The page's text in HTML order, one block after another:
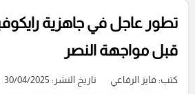
تطور عاجل في جاهزية
قبل مواجهة النصر
كتب: فايز الرفاعي تاريخ النشر: 30/04/2025